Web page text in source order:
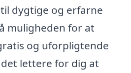
dygtige og erfarne
muligheden for at
og uforpligtende
lettere for dig at